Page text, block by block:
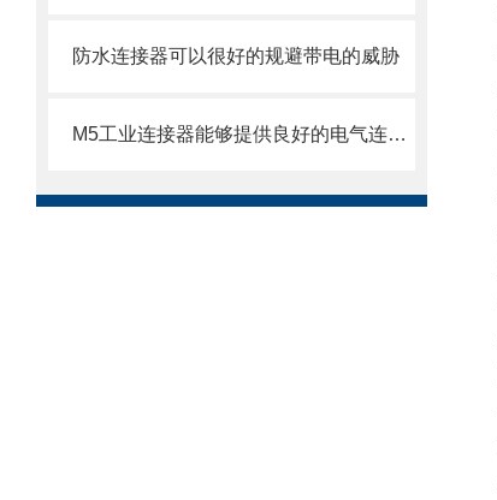
防水连接器可以很好的规避带电的威胁
M5工业连接器能够提供良好的电气连接性能和插拔力